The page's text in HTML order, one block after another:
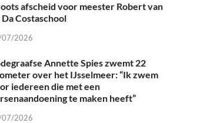
afscheid voor meester Robert van
Da Costaschool
07/2026
Annette Spies zwemt 22
over het IJsselmeer: “Ik zwem
iedereen die met een
te maken heeft”
2026